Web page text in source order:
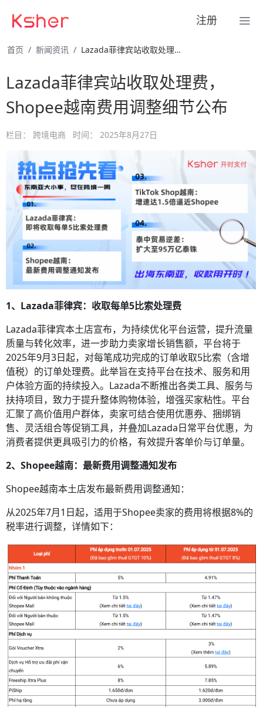
注册
首页 新闻资讯 Lazada菲律宾站收取处理费，Shopee越南费用调整细节 …
Lazada菲律宾站收取处理费，
Shopee越南费用调整细节公布
栏目： 跨境电商 时间： 2025年8月27日
1、Lazada菲律宾：收取每单5比索处理费
Lazada菲律宾本土店宣布，为持续优化平台运营，提升流量
质量与转化效率，进一步助力卖家增长销售额，平台将于
2025年9月3日起，对每笔成功完成的订单收取5比索（含增
值税）的订单处理费。此举旨在支持平台在技术、服务和用
户体验方面的持续投入。Lazada不断推出各类工具、服务与
扶持项目，致力于提升整体购物体验，增强买家粘性。平台
汇聚了高价值用户群体，卖家可结合使用优惠券、捆绑销
售、灵活组合等促销工具，并叠加Lazada日常平台优惠，为
消费者提供更具吸引力的价格，有效提升客单价与订单量。
2、Shopee越南：最新费用调整通知发布
Shopee越南本土店发布最新费用调整通知：
从2025年7月1日起，适用于Shopee卖家的费用将根据8%的
税率进行调整，详情如下：